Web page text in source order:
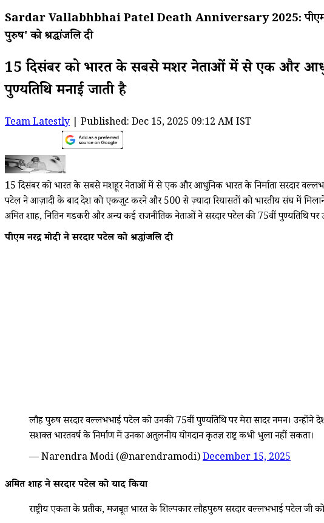
Sardar Vallabhbhai Patel Death Anniversary 2025: पीएम नरेंद्र
पुरुष' को श्रद्धांजलि दी
15 दिसंबर को भारत के सबसे मशहूर नेताओं में से एक और
पुण्यतिथि मनाई जाती है
Team Latestly | Published: Dec 15, 2025 09:12 AM IST
15 दिसंबर को भारत के सबसे मशहूर नेताओं में से एक और आधुनिक भारत के निर्माता सरदार
पटेल ने आज़ादी के बाद देश को एकजुट करने और 500 से ज़्यादा रियासतों को भारतीय संघ में मिलाने में
अमित शाह, नितिन गडकरी और अन्य कई राजनीतिक नेताओं ने सरदार पटेल की 75वीं पुण्यतिथि पर
पीएम नरेंद्र मोदी ने सरदार पटेल को श्रद्धांजलि दी
लौह पुरुष सरदार वल्लभभाई पटेल को उनकी 75वीं पुण्यतिथि पर मेरा सादर नमन।
सशक्त भारतवर्ष के निर्माण में उनका अतुलनीय योगदान कृतज्ञ राष्ट्र कभी भुला नहीं सकता।
— Narendra Modi (@narendramodi)December 15, 2025
अमित शाह ने सरदार पटेल को याद किया
राष्ट्रीय एकता के प्रतीक, मजबूत भारत के शिल्पकार लौहपुरुष सरदार वल्लभभाई पटेल जी